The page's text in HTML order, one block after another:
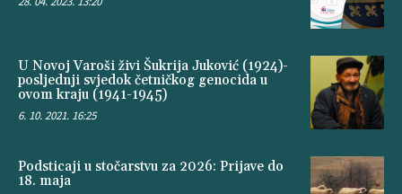
U Novoj Varoši živi Šukrija Juković (1924)-
posljednji svjedok četničkog genocida u
ovom kraju (1941-1945)
6. 10. 2021. 16:25
Podsticaji u stočarstvu za 2026: Prijave do
18. maja